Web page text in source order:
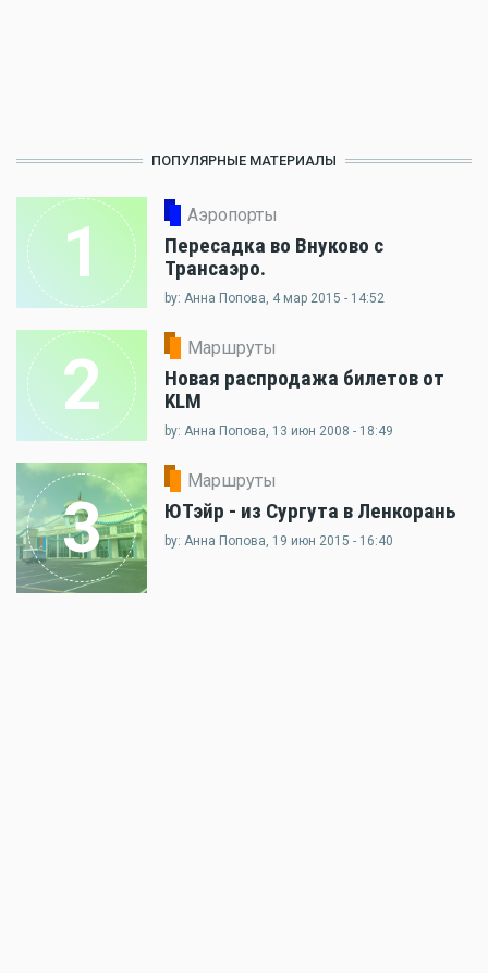
ПОПУЛЯРНЫЕ МАТЕРИАЛЫ
1 Аэропорты
Пересадка во Внуково с
Трансаэро.
by: Анна Попова, 4 мар 2015 - 14:52
2 Маршруты
Новая распродажа билетов от
KLM
by: Анна Попова, 13 июн 2008 - 18:49
3
Маршруты
ЮТэйр - из Сургута в Ленкорань
by: Анна Попова, 19 июн 2015 - 16:40